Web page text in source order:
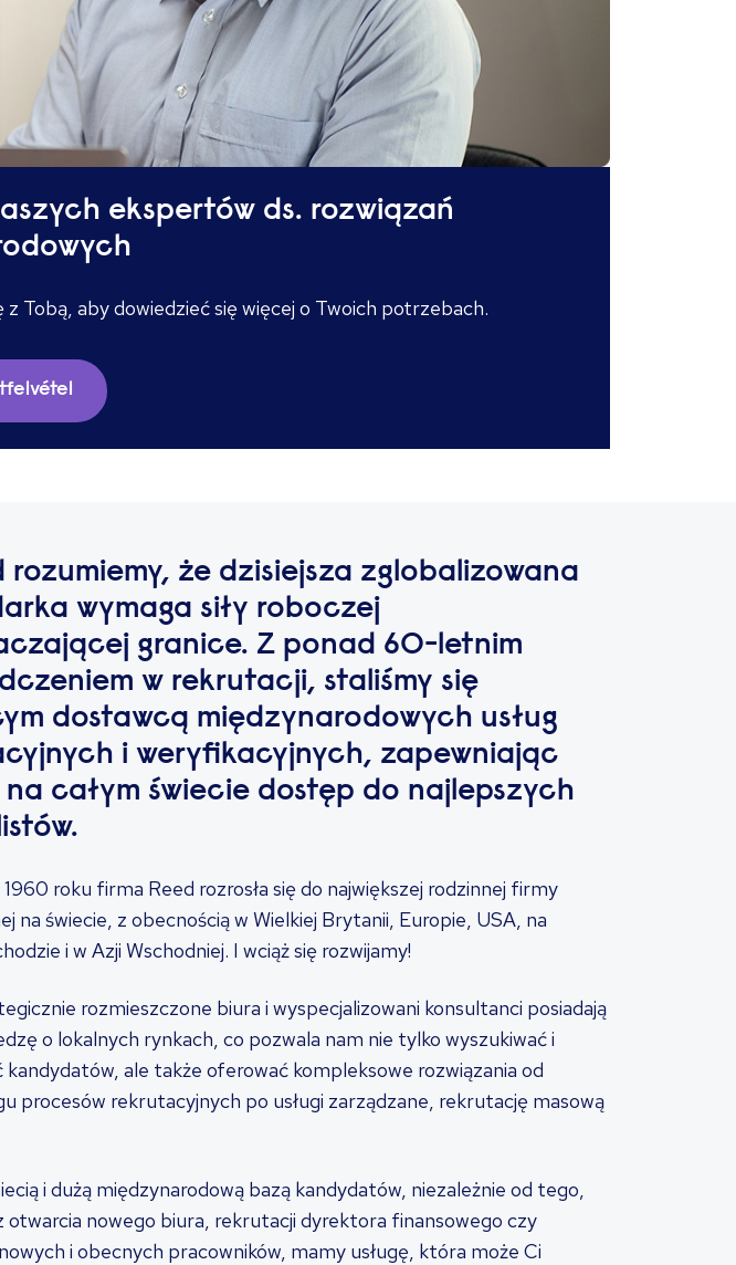
ekspertów ds. rozwiązań
Tobą, aby dowiedzieć się więcej o Twoich potrzebach.
rozumiemy, że dzisiejsza zglobalizowana
wymaga siły roboczej
granice. Z ponad 60-letnim
w rekrutacji, staliśmy się
dostawcą międzynarodowych usług
i weryfikacyjnych, zapewniając
całym świecie dostęp do najlepszych
1960 roku firma Reed rozrosła się do największej rodzinnej firmy
na świecie, z obecnością w Wielkiej Brytanii, Europie, USA, na
i w Azji Wschodniej. I wciąż się rozwijamy!
rozmieszczone biura i wyspecjalizowani konsultanci posiadają
o lokalnych rynkach, co pozwala nam nie tylko wyszukiwać i
kandydatów, ale także oferować kompleksowe rozwiązania od
procesów rekrutacyjnych po usługi zarządzane, rekrutację masową
i dużą międzynarodową bazą kandydatów, niezależnie od tego,
otwarcia nowego biura, rekrutacji dyrektora finansowego czy
i obecnych pracowników, mamy usługę, która może Ci